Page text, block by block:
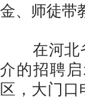
金、师徒带
在河北省
介的招聘
区，大门